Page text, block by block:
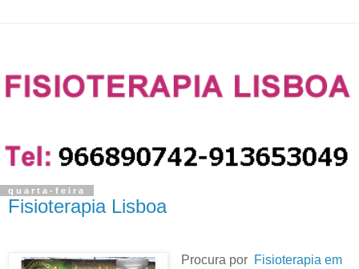
quarta-feira
Fisioterapia Lisboa
Procura por Fisioterapia em